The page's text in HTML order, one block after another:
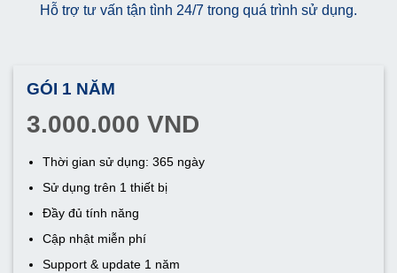
Hỗ trợ tư vấn tận tình 24/7 trong quá trình sử dụng.
GÓI 1 NĂM
3.000.000 VND
Thời gian sử dụng: 365 ngày
Sử dụng trên 1 thiết bị
Đầy đủ tính năng
Cập nhật miễn phí
Support & update 1 năm